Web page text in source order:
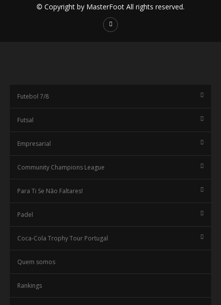
© Copyright by MasterFoot All rights reserved.
Futebol 7/8
Futsal
Empresarial
Community Champions League
Para Ti Se Não Faltares!
Padel
Coca-Cola Trophy Tour Portugal
Quem somos
Rankings